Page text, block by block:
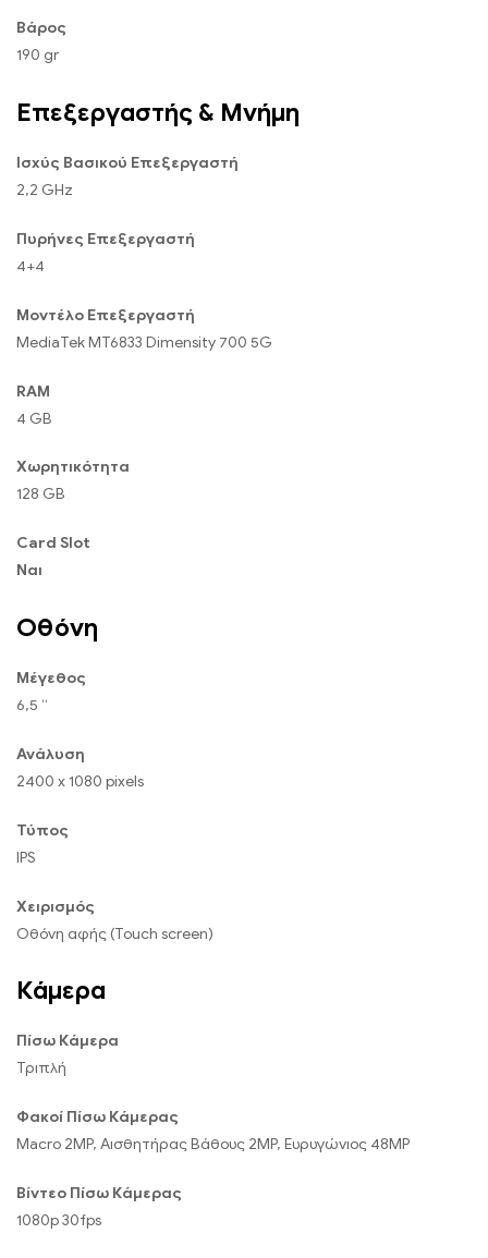
Βάρος
190 gr
Επεξεργαστής & Μνήμη
Ισχύς Βασικού Επεξεργαστή
2,2 GHz
Πυρήνες Επεξεργαστή
4+4
Μοντέλο Επεξεργαστή
MediaTek MT6833 Dimensity 700 5G
RAM
4 GB
Χωρητικότητα
128 GB
Card Slot
Ναι
Οθόνη
Μέγεθος
6,5 “
Ανάλυση
2400 x 1080 pixels
Τύπος
IPS
Χειρισμός
Οθόνη αφής (Touch screen)
Κάμερα
Πίσω Κάμερα
Τριπλή
Φακοί Πίσω Κάμερας
Macro 2MP, Αισθητήρας Βάθους 2MP, Ευρυγώνιος 48MP
Βίντεο Πίσω Κάμερας
1080p 30fps